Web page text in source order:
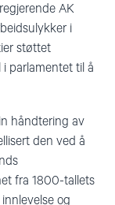
AK
i
støttet
parlamentet til å
håndtering av
den ved å
fra 1800-tallets
og